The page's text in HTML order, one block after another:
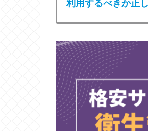
利用するべきか正